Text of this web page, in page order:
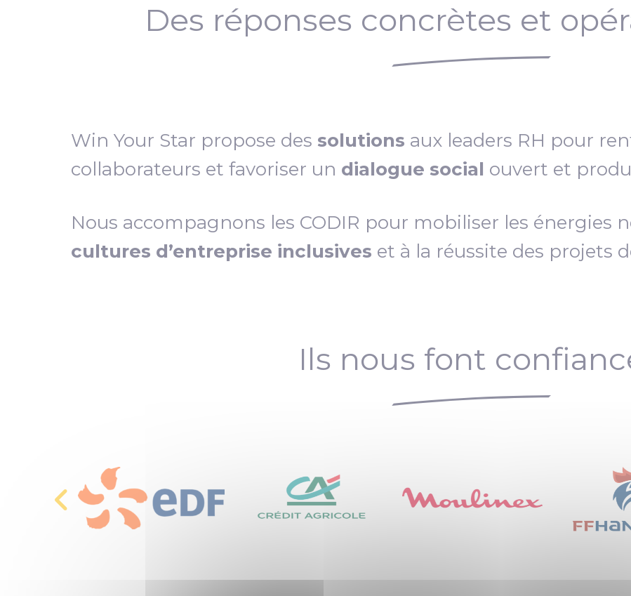
Des réponses concrètes et
Win Your Star propose des solutions aux leaders RH pour
collaborateurs et favoriser un dialogue social ouvert et
Nous accompagnons les CODIR pour mobiliser les énergies
cultures d’entreprise inclusives et à la réussite des projets
Ils nous font